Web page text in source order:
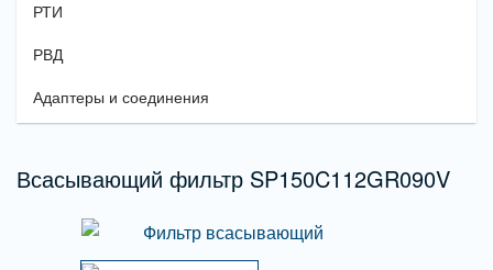
РТИ
РВД
Адаптеры и соединения
Всасывающий фильтр SP150C112GR090V